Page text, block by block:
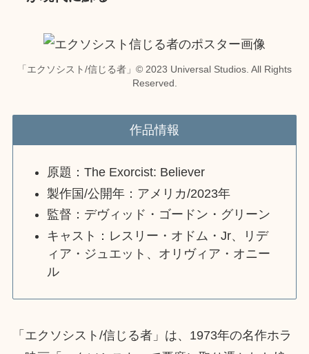
「エクソシスト/信じる者」© 2023 Universal Studios. All Rights
Reserved.
作品情報
原題：The Exorcist: Believer
製作国/公開年：アメリカ/2023年
監督：デヴィッド・ゴードン・グリーン
キャスト：レスリー・オドム・Jr、リデ
ィア・ジュエット、オリヴィア・オニー
ル
「エクソシスト/信じる者」は、1973年の名作ホラ